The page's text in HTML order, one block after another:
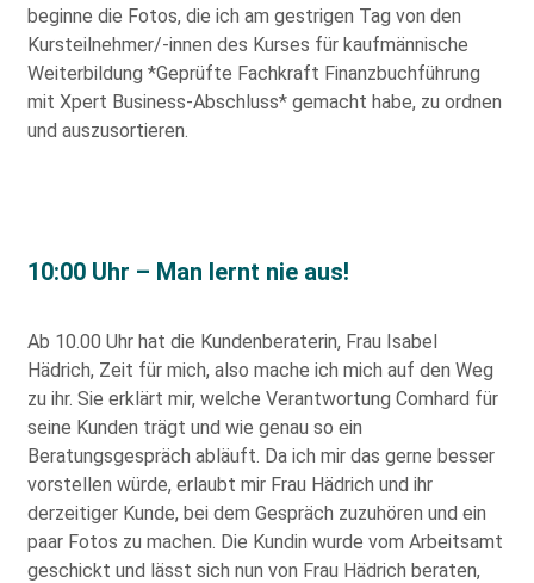
beginne die Fotos, die ich am gestrigen Tag von den
Kursteilnehmer/-innen des Kurses für kaufmännische
Weiterbildung *Geprüfte Fachkraft Finanzbuchführung
mit Xpert Business-Abschluss* gemacht habe, zu ordnen
und auszusortieren.
10:00 Uhr – Man lernt nie aus!
Ab 10.00 Uhr hat die Kundenberaterin, Frau Isabel
Hädrich, Zeit für mich, also mache ich mich auf den Weg
zu ihr. Sie erklärt mir, welche Verantwortung Comhard für
seine Kunden trägt und wie genau so ein
Beratungsgespräch abläuft. Da ich mir das gerne besser
vorstellen würde, erlaubt mir Frau Hädrich und ihr
derzeitiger Kunde, bei dem Gespräch zuzuhören und ein
paar Fotos zu machen. Die Kundin wurde vom Arbeitsamt
geschickt und lässt sich nun von Frau Hädrich beraten,
alle